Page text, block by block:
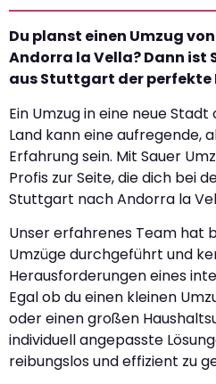
Du planst einen Umzug
Andorra la Vella? Dann ist
aus Stuttgart der perfekte
Ein Umzug in eine neue
Land kann eine aufregende,
Erfahrung sein. Mit Sauer
Profis zur Seite, die dich bei
Stuttgart nach Andorra la
Unser erfahrenes Team hat
Umzüge durchgeführt und
Herausforderungen eines
Egal ob du einen kleinen
oder einen großen
individuell angepasste
reibungslos und effizient zu